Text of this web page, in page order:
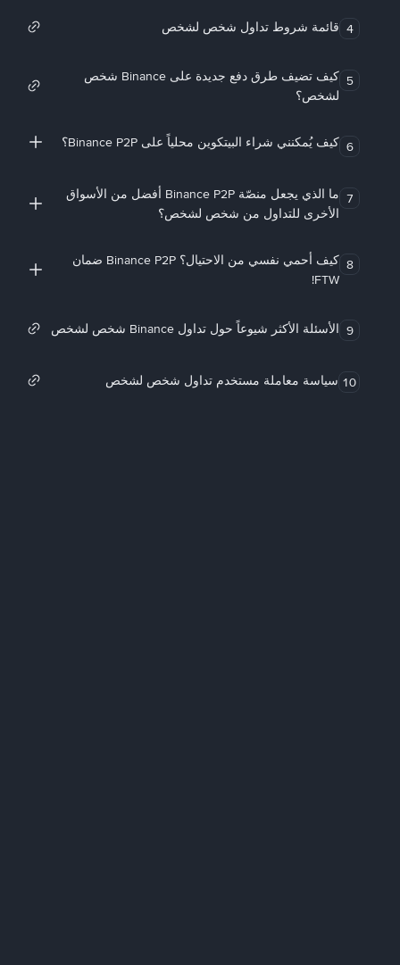
4 قائمة شروط تداول شخص لشخص
5
كيف تضيف طرق دفع جديدة على Binance شخص
لشخص؟
6 كيف يُمكنني شراء البيتكوين محلياً على Binance P2P؟
7
ما الذي يجعل منصّة Binance P2P أفضل من الأسواق
الأخرى للتداول من شخص لشخص؟
8
كيف أحمي نفسي من الاحتيال؟ Binance P2P ضمان
FTW!
9 الأسئلة الأكثر شيوعاً حول تداول Binance شخص لشخص
10 سياسة معاملة مستخدم تداول شخص لشخص